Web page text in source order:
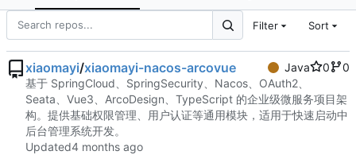
Filter Sort
xiaomayi/xiaomayi-nacos-arcovue Java 0
0
基于 SpringCloud、SpringSecurity、Nacos、OAuth2、
Seata、Vue3、ArcoDesign、TypeScript 的企业级微服务项目架
构。提供基础权限管理、用户认证等通用模块，适用于快速启动中
后台管理系统开发。
Updated